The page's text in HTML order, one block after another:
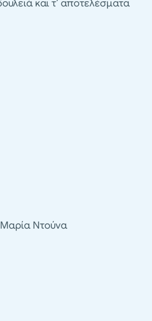
και τ’ αποτελέσματα
Μαρία Ντούνα